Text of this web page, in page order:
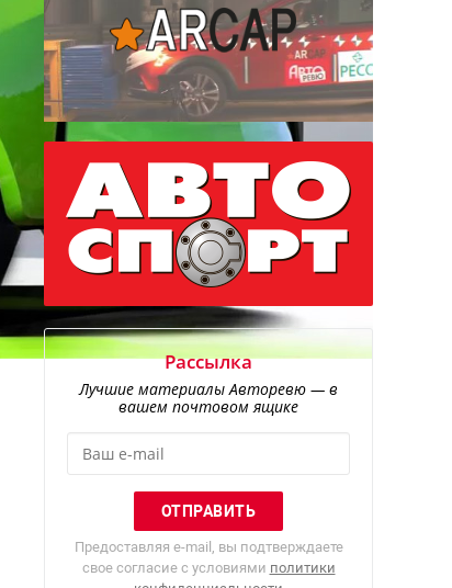
Рассылка
Лучшие материалы Авторевю — в
вашем почтовом ящике
Предоставляя e-mail, вы подтверждаете
свое согласие с условиями политики